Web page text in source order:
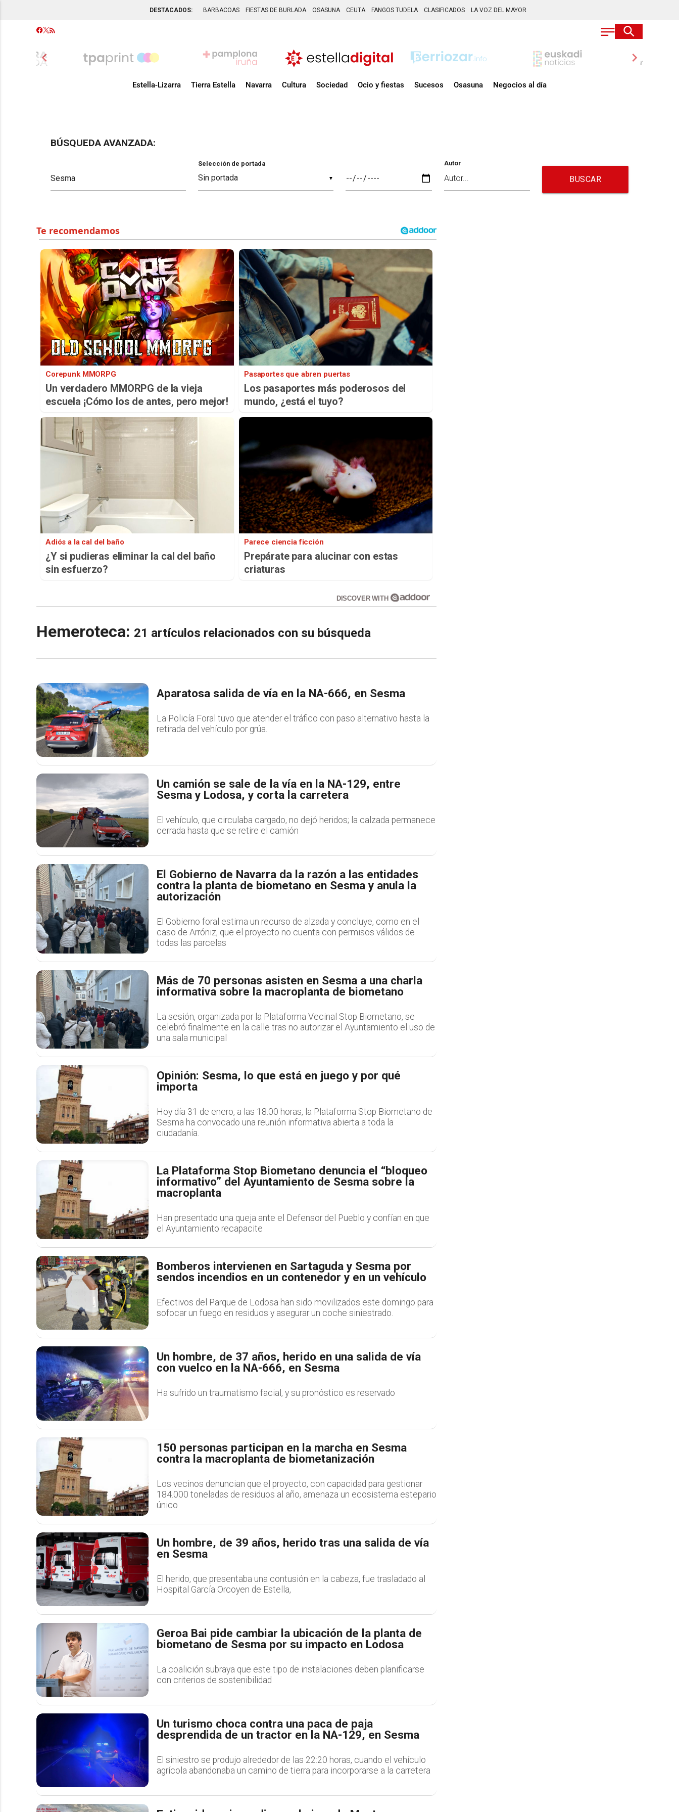
DESTACADOS: BARBACOAS FIESTAS DE BURLADA OSASUNA CEUTA FANGOS TUDELA CLASIFICADOS LA VOZ DEL MAYOR
chevron_left chevron_right
Estella-Lizarra Tierra Estella Navarra Cultura Sociedad Ocio y fiestas Sucesos Osasuna Negocios al día
BÚSQUEDA AVANZADA:
▼
Selección de portada Autor
BUSCAR
Corepunk MMORPG
Un verdadero MMORPG de la vieja
escuela ¡Cómo los de antes, pero mejor!
Pasaportes que abren puertas
Los pasaportes más poderosos del
mundo, ¿está el tuyo?
Adiós a la cal del baño
¿Y si pudieras eliminar la cal del baño
sin esfuerzo?
Parece ciencia ficción
Prepárate para alucinar con estas
criaturas
DISCOVER WITH
Hemeroteca: 21 artículos relacionados con su búsqueda
Aparatosa salida de vía en la NA-666, en Sesma
La Policía Foral tuvo que atender el tráfico con paso alternativo hasta la
retirada del vehículo por grúa.
Un camión se sale de la vía en la NA-129, entre
Sesma y Lodosa, y corta la carretera
El vehículo, que circulaba cargado, no dejó heridos; la calzada permanece
cerrada hasta que se retire el camión
El Gobierno de Navarra da la razón a las entidades
contra la planta de biometano en Sesma y anula la
autorización
El Gobierno foral estima un recurso de alzada y concluye, como en el
caso de Arróniz, que el proyecto no cuenta con permisos válidos de
todas las parcelas
Más de 70 personas asisten en Sesma a una charla
informativa sobre la macroplanta de biometano
La sesión, organizada por la Plataforma Vecinal Stop Biometano, se
celebró finalmente en la calle tras no autorizar el Ayuntamiento el uso de
una sala municipal
Opinión: Sesma, lo que está en juego y por qué
importa
Hoy día 31 de enero, a las 18:00 horas, la Plataforma Stop Biometano de
Sesma ha convocado una reunión informativa abierta a toda la
ciudadanía.
La Plataforma Stop Biometano denuncia el “bloqueo
informativo” del Ayuntamiento de Sesma sobre la
macroplanta
Han presentado una queja ante el Defensor del Pueblo y confían en que
el Ayuntamiento recapacite
Bomberos intervienen en Sartaguda y Sesma por
sendos incendios en un contenedor y en un vehículo
Efectivos del Parque de Lodosa han sido movilizados este domingo para
sofocar un fuego en residuos y asegurar un coche siniestrado.
Un hombre, de 37 años, herido en una salida de vía
con vuelco en la NA-666, en Sesma
Ha sufrido un traumatismo facial, y su pronóstico es reservado
150 personas participan en la marcha en Sesma
contra la macroplanta de biometanización
Los vecinos denuncian que el proyecto, con capacidad para gestionar
184.000 toneladas de residuos al año, amenaza un ecosistema estepario
único
Un hombre, de 39 años, herido tras una salida de vía
en Sesma
El herido, que presentaba una contusión en la cabeza, fue trasladado al
Hospital García Orcoyen de Estella,
Geroa Bai pide cambiar la ubicación de la planta de
biometano de Sesma por su impacto en Lodosa
La coalición subraya que este tipo de instalaciones deben planificarse
con criterios de sostenibilidad
Un turismo choca contra una paca de paja
desprendida de un tractor en la NA-129, en Sesma
El siniestro se produjo alrededor de las 22:20 horas, cuando el vehículo
agrícola abandonaba un camino de tierra para incorporarse a la carretera